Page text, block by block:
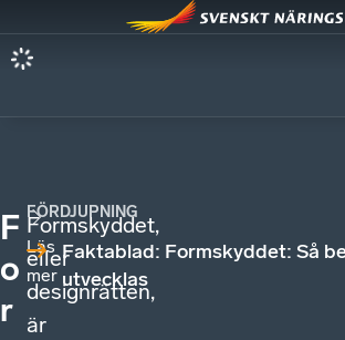
F
o
r
Formskyddet,
eller
designrätten,
är
Läs
mer
FÖRDJUPNING
Faktablad: Formskyddet: Så
utvecklas